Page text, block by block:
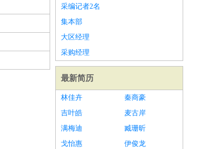
采编记者2名
集本部
大区经理
采购经理
最新简历
林佳卉
秦商豪
吉叶皓
麦古岸
满梅迪
臧珊昕
戈怡惠
伊俊龙